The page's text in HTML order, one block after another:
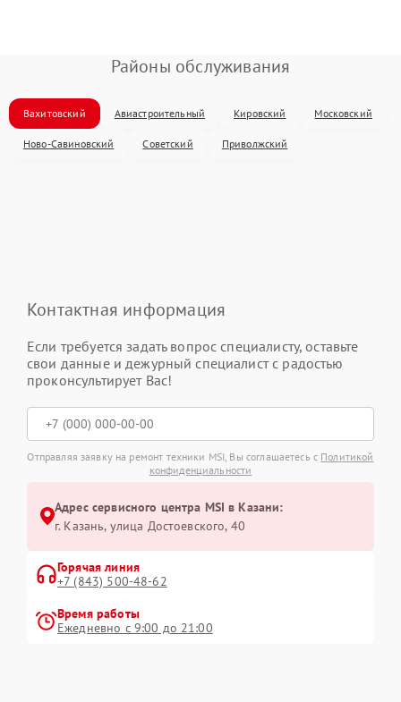
Районы обслуживания
Вахитовский Авиастроительный Кировский Московский
Ново-Савиновский Советский Приволжский
Контактная информация
Если требуется задать вопрос специалисту, оставьте
свои данные и дежурный специалист с радостью
проконсультирует Вас!
Отправляя заявку на ремонт техники MSI, Вы соглашаетесь с Политикой
конфиденциальности
Адрес сервисного центра MSI в Казани:
г. Казань, улица Достоевского, 40
Горячая линия
+7 (843) 500-48-62
Время работы
Ежедневно с 9:00 до 21:00